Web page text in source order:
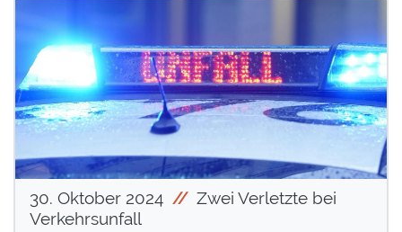
Feuerwehrhaus
Mannschaft
Geschichte
Interne Termine
Jugend
Kontakt
Mannschaft
Geschichte
Interne Termine
Kontakt
Kommando
30. Oktober 2024
Zwei Verletzte bei
Verkehrsunfall